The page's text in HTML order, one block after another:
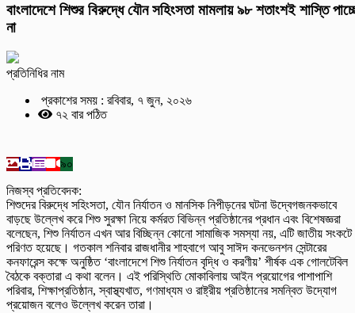
বাংলাদেশে শিশুর বিরুদ্ধে যৌন সহিংসতা মামলায় ৯৮ শতাংশই শাস্তি
না
প্রতিনিধির নাম
প্রকাশের সময় : রবিবার, ৭ জুন, ২০২৬
৭২ বার পঠিত
৯০
নিজস্ব প্রতিবেদক:
শিশুদের বিরুদ্ধে সহিংসতা, যৌন নির্যাতন ও মানসিক নিপীড়নের ঘটনা উদ্বেগজনকভাবে
বাড়ছে উল্লেখ করে শিশু সুরক্ষা নিয়ে কর্মরত বিভিন্ন প্রতিষ্ঠানের প্রধান এবং বিশেষজ্ঞরা
বলেছেন, শিশু নির্যাতন এখন আর বিচ্ছিন্ন কোনো সামাজিক সমস্যা নয়, এটি জাতীয় সংকটে
পরিণত হয়েছে। গতকাল শনিবার রাজধানীর শাহবাগে আবু সাঈদ কনভেনশন সেন্টারের
কনফারেন্স কক্ষে অনুষ্ঠিত ‘বাংলাদেশে শিশু নির্যাতন বৃদ্ধি ও করণীয়’ শীর্ষক এক গোলটেবিল
বৈঠকে বক্তারা এ কথা বলেন। এই পরিস্থিতি মোকাবিলায় আইন প্রয়োগের পাশাপাশি
পরিবার, শিক্ষাপ্রতিষ্ঠান, স্বাস্থ্যখাত, গণমাধ্যম ও রাষ্ট্রীয় প্রতিষ্ঠানের সমন্বিত উদ্যোগ
প্রয়োজন বলেও উল্লেখ করেন তারা।